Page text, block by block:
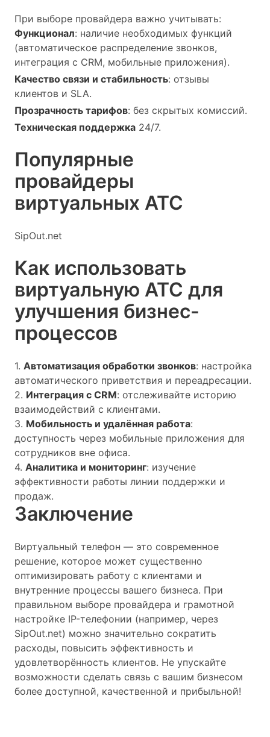
При выборе провайдера важно учитывать:
Функционал: наличие необходимых функций
(автоматическое распределение звонков,
интеграция с CRM, мобильные приложения).
Качество связи и стабильность: отзывы
клиентов и SLA.
Прозрачность тарифов: без скрытых комиссий.
Техническая поддержка 24/7.
Популярные
провайдеры
виртуальных АТС
SipOut.net
Как использовать
виртуальную АТС для
улучшения бизнес-
процессов
1. Автоматизация обработки звонков: настройка
автоматического приветствия и переадресации.
2. Интеграция с CRM: отслеживайте историю
взаимодействий с клиентами.
3. Мобильность и удалённая работа:
доступность через мобильные приложения для
сотрудников вне офиса.
4. Аналитика и мониторинг: изучение
эффективности работы линии поддержки и
продаж.
Заключение
Виртуальный телефон — это современное
решение, которое может существенно
оптимизировать работу с клиентами и
внутренние процессы вашего бизнеса. При
правильном выборе провайдера и грамотной
настройке IP-телефонии (например, через
SipOut.net) можно значительно сократить
расходы, повысить эффективность и
удовлетворённость клиентов. Не упускайте
возможности сделать связь с вашим бизнесом
более доступной, качественной и прибыльной!